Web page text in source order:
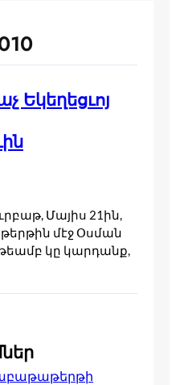
Եկեղեցւոյ
Մայիս 21ին,
մէջ Օսման
կը կարդանք,